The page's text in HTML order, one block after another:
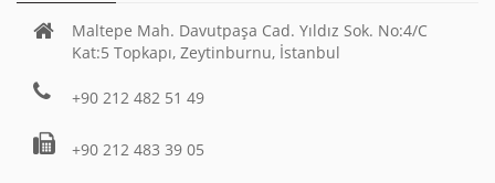
Maltepe Mah. Davutpaşa Cad. Yıldız Sok. No:4/C
Kat:5 Topkapı, Zeytinburnu, İstanbul
+90 212 482 51 49
+90 212 483 39 05